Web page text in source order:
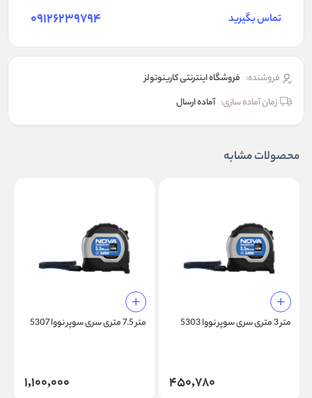
تماس بگیرید 09126239794
فروشنده: فروشگاه اینترنتی کارینوتولز
زمان آماده سازی: آماده ارسال
محصولات مشابه
متر 3 متری سری سوپر نووا 5303
450,780
متر 7.5 متری سری سوپر نووا 5307
1,100,000